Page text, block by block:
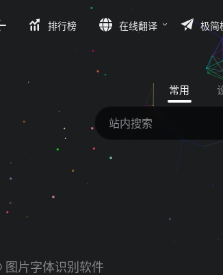
排行榜 在线翻译 极简
常用
图片字体识别软件